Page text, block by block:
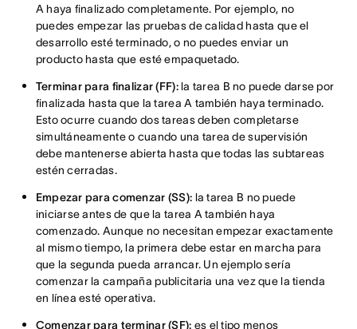
A haya finalizado completamente. Por ejemplo, no
puedes empezar las pruebas de calidad hasta que el
desarrollo esté terminado, o no puedes enviar un
producto hasta que esté empaquetado.
Terminar para finalizar (FF):la tarea B no puede darse por
finalizada hasta que la tarea A también haya terminado.
Esto ocurre cuando dos tareas deben completarse
simultáneamente o cuando una tarea de supervisión
debe mantenerse abierta hasta que todas las subtareas
estén cerradas.
Empezar para comenzar (SS): la tarea B no puede
iniciarse antes de que la tarea A también haya
comenzado. Aunque no necesitan empezar exactamente
al mismo tiempo, la primera debe estar en marcha para
que la segunda pueda arrancar. Un ejemplo sería
comenzar la campaña publicitaria una vez que la tienda
en línea esté operativa.
Comenzar para terminar (SF): es el tipo menos